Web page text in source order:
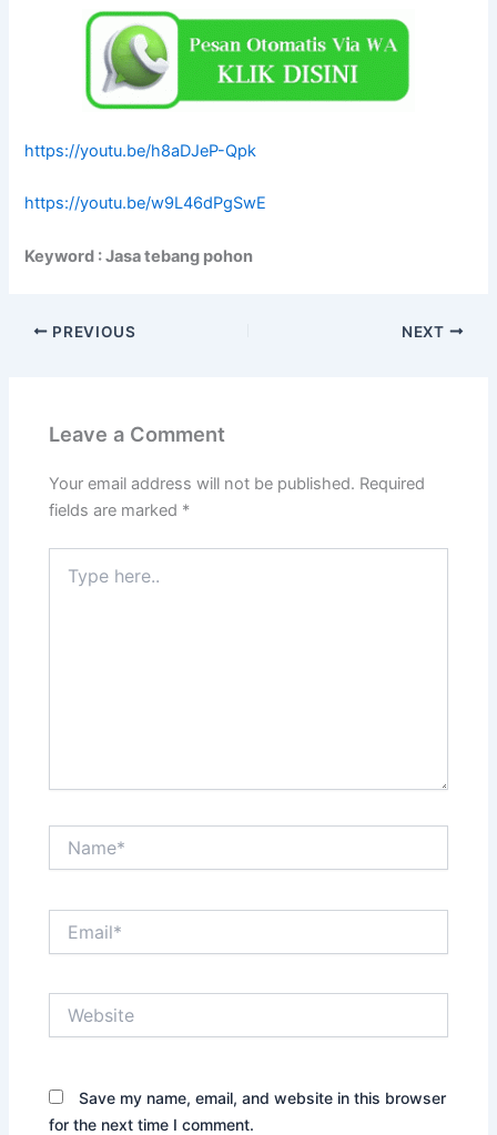
https://youtu.be/h8aDJeP-Qpk
https://youtu.be/w9L46dPgSwE
Keyword : Jasa tebang pohon
PREVIOUS NEXT
Leave a Comment
Your email address will not be published. Required
fields are marked *
here..
Save my name, email, and website in this browser
for the next time I comment.